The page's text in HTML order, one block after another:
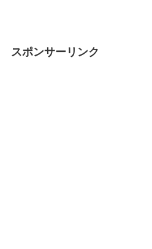
スポンサーリンク